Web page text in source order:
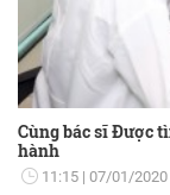
Cùng bác sĩ Được
hành
11:15 07/01/2020